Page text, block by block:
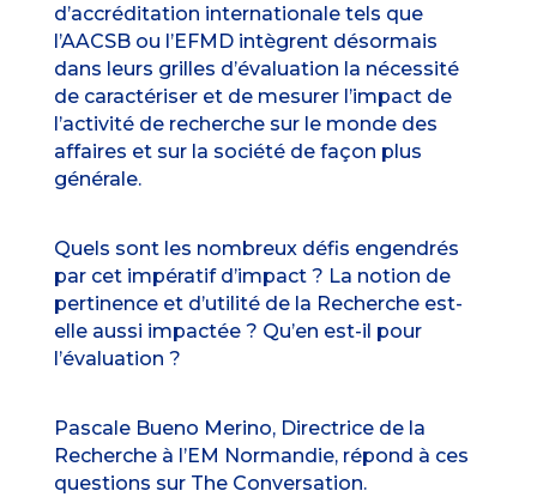
d’accréditation internationale tels que
l’AACSB ou l’EFMD intègrent désormais
dans leurs grilles d’évaluation la nécessité
de caractériser et de mesurer l’impact de
l’activité de recherche sur le monde des
affaires et sur la société de façon plus
générale.
Quels sont les nombreux défis engendrés
par cet impératif d’impact ? La notion de
pertinence et d’utilité de la Recherche est-
elle aussi impactée ? Qu’en est-il pour
l’évaluation ?
Pascale Bueno Merino, Directrice de la
Recherche à l’EM Normandie, répond à ces
questions sur The Conversation.